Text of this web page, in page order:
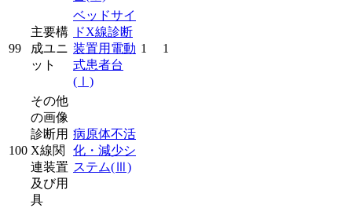
99
主要構
成ユニ
ット
ベッドサイ
ドX線診断
装置用電動
式患者台
(Ⅰ)
1 1
100
その他
の画像
診断用
X線関
連装置
及び用
具
病原体不活
化・減少シ
ステム(Ⅲ)